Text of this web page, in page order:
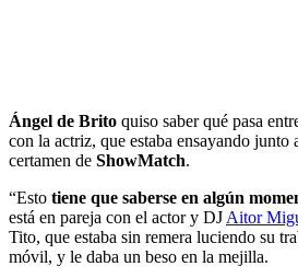
Ángel de Brito quiso saber qué pasa
con la actriz, que estaba ensayando junto
certamen de ShowMatch.
“Esto tiene que saberse en algún
está en pareja con el actor y DJ Aitor
Tito, que estaba sin remera luciendo su
móvil, y le daba un beso en la mejilla.